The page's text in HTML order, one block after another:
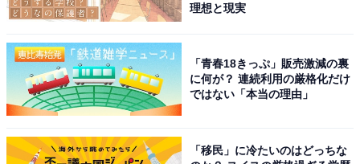
View this post on Instagram
理想と現実
「青春18きっぷ」販売激減の裏
に何が？ 連続利用の厳格化だけ
ではない「本当の理由」
「移民」に冷たいのはどっちな